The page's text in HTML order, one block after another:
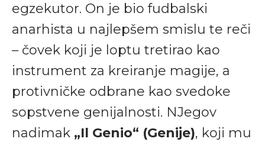
egzekutor. On je bio fudbalski
anarhista u najlepšem smislu te reči
– čovek koji je loptu tretirao kao
instrument za kreiranje magije, a
protivničke odbrane kao svedoke
sopstvene genijalnosti. NJegov
nadimak „Il Genio“ (Genije), koji mu